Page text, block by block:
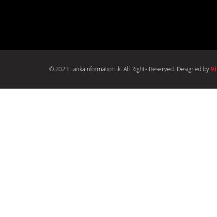
© 2023 Lankainformation.lk. All Rights Reserved. Designed by